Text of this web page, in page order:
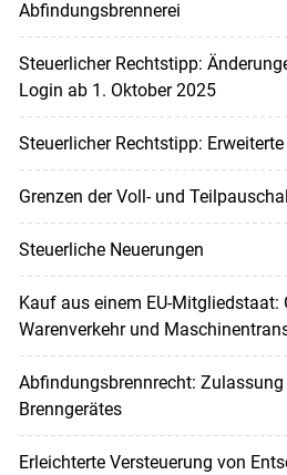
Abfindungsbrennerei
Steuerlicher Rechtstipp:
Login ab 1. Oktober 2025
Steuerlicher Rechtstipp:
Grenzen der Voll- und
Steuerliche Neuerungen
Kauf aus einem EU-Mitgliedstaat:
Warenverkehr und
Abfindungsbrennrecht:
Brenngerätes
Erleichterte Versteuerung von